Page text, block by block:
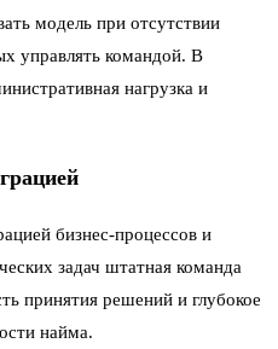
модель при отсутствии
управлять командой. В
нагрузка и
бизнес-процессов и
задач штатная команда
принятия решений и глубокое
найма.